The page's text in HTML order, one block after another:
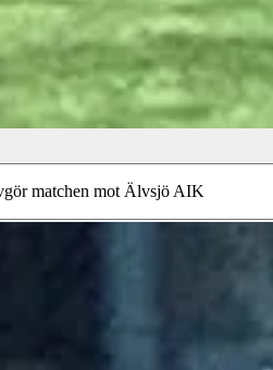
matchen mot Älvsjö AIK